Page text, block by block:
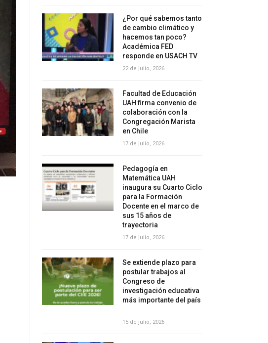
¿Por qué sabemos tanto
de cambio climático y
hacemos tan poco?
Académica FED
responde en USACH TV
22 de julio, 2026
Facultad de Educación
UAH firma convenio de
colaboración con la
Congregación Marista
en Chile
17 de julio, 2026
Pedagogía en
Matemática UAH
inaugura su Cuarto Ciclo
para la Formación
Docente en el marco de
sus 15 años de
trayectoria
17 de julio, 2026
Se extiende plazo para
postular trabajos al
Congreso de
investigación educativa
más importante del país
15 de julio, 2026